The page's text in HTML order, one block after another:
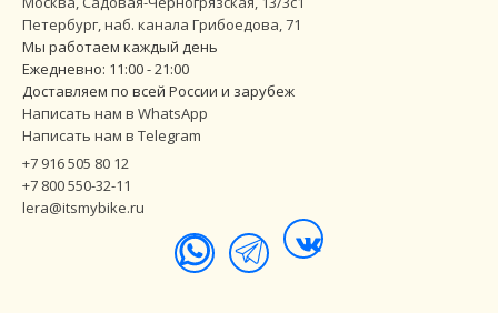
Петербург,наб. канала Грибоедова, 71
Мы работаем каждый день
Ежедневно: 11:00 - 21:00
Доставляем по всей России и зарубеж
Написать нам в WhatsApp
Написать нам в Telegram
+7 916 505 80 12
+7 800 550-32-11
lera@itsmybike.ru